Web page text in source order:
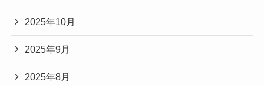
2025年10月
2025年9月
2025年8月